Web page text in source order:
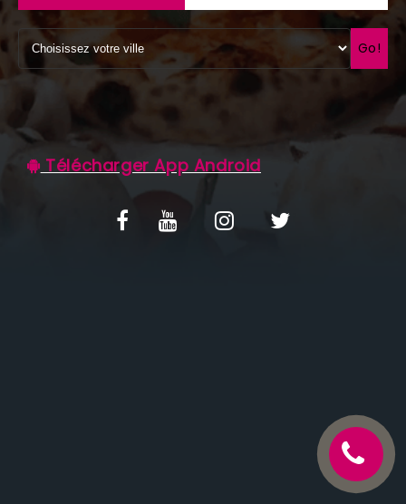
NOTRE RESTAURANT
VOS AVIS
MENTIONS LÉGALES
Go!
Télécharger App Android